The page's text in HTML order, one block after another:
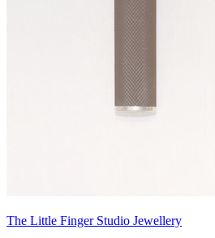
The Little Finger Studio Jewellery